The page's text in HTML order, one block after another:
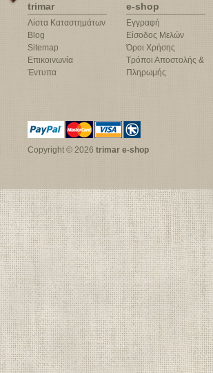
trimar
Λίστα Καταστημάτων
Blog
Sitemap
Επικοινωνία
Έντυπα
e-shop
Εγγραφή
Είσοδος Μελών
Όροι Χρήσης
Τρόποι Αποστολής &
Πληρωμής
Copyright © 2026 trimar e-shop